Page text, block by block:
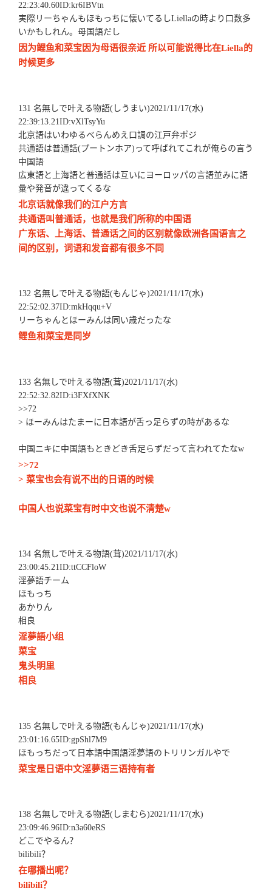
22:23:40.60ID:kr6IBVtn
実際リーちゃんもほもっちに懐いてるしLiellaの時より口数多
いかもしれん。母国語だし
因为鲤鱼和菜宝因为母语很亲近 所以可能说得比在Liella的
时候更多
131 名無しで叶える物語(しうまい)2021/11/17(水)
22:39:13.21ID:vXlTsyYu
北京語はいわゆるべらんめえ口調の江戸弁ポジ
共通語は普通話(プートンホア)って呼ばれてこれが俺らの言う
中国語
広東語と上海語と普通話は互いにヨーロッパの言語並みに語
彙や発音が違ってくるな
北京话就像我们的江户方言
共通语叫普通话，也就是我们所称的中国语
广东话、上海话、普通话之间的区别就像欧洲各国语言之
间的区别，词语和发音都有很多不同
132 名無しで叶える物語(もんじゃ)2021/11/17(水)
22:52:02.37ID:mkHqqu+V
リーちゃんとほーみんは同い歳だったな
鲤鱼和菜宝是同岁
133 名無しで叶える物語(茸)2021/11/17(水)
22:52:32.82ID:i3FXfXNK
>>72
> ほーみんはたまーに日本語が舌っ足らずの時があるな
中国ニキに中国語もときどき舌足らずだって言われてたなw
>>72
> 菜宝也会有说不出的日语的时候
中国人也说菜宝有时中文也说不清楚w
134 名無しで叶える物語(茸)2021/11/17(水)
23:00:45.21ID:ttCCFloW
淫夢語チーム
ほもっち
あかりん
相良
淫夢語小组
菜宝
鬼头明里
相良
135 名無しで叶える物語(もんじゃ)2021/11/17(水)
23:01:16.65ID:gpShl7M9
ほもっちだって日本語中国語淫夢語のトリリンガルやで
菜宝是日语中文淫夢语三语持有者
138 名無しで叶える物語(しまむら)2021/11/17(水)
23:09:46.96ID:n3a60eRS
どこでやるん？
bilibili？
在哪播出呢？
bilibili？